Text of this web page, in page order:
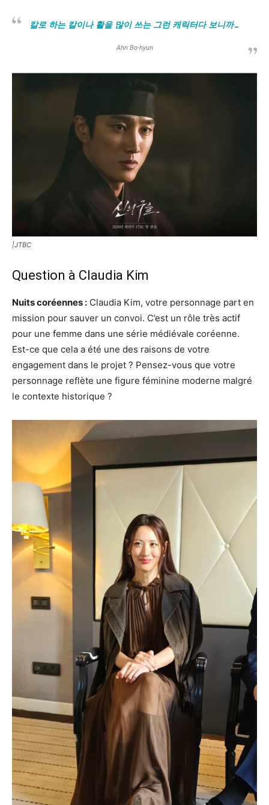
칼로 하는 칼이나 활을 많이 쓰는 그런 캐릭터다 보니까…
Ahn Bo-hyun
|JTBC
Question à Claudia Kim
Nuits coréennes : Claudia Kim, votre personnage part en
mission pour sauver un convoi. C’est un rôle très actif
pour une femme dans une série médiévale coréenne.
Est-ce que cela a été une des raisons de votre
engagement dans le projet ? Pensez-vous que votre
personnage reflète une figure féminine moderne malgré
le contexte historique ?